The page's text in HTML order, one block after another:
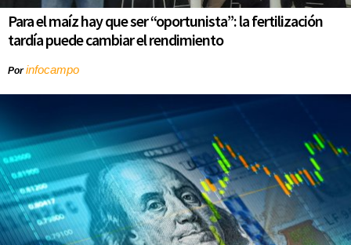
Para el maíz hay que ser “oportunista”: la fertilización
tardía puede cambiar el rendimiento
Porinfocampo